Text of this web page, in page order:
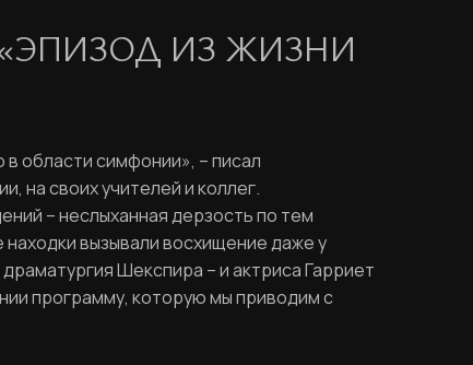
ИЗ ЖИЗНИ
области симфонии», – писал
на своих учителей и коллег.
– неслыханная дерзость по тем
вызывали восхищение даже у
Шекспира – и актриса Гарриет
программу, которую мы приводим с